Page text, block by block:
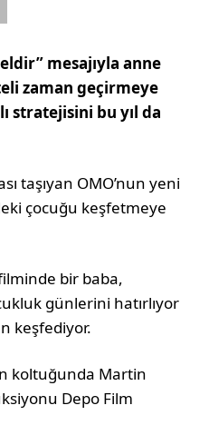
mesajıyla anne
zaman geçirmeye
stratejisini bu yıl da
taşıyan OMO’nun yeni
çocuğu keşfetmeye
bir baba,
günlerini hatırlıyor
keşfediyor.
koltuğunda Martin
Depo Film